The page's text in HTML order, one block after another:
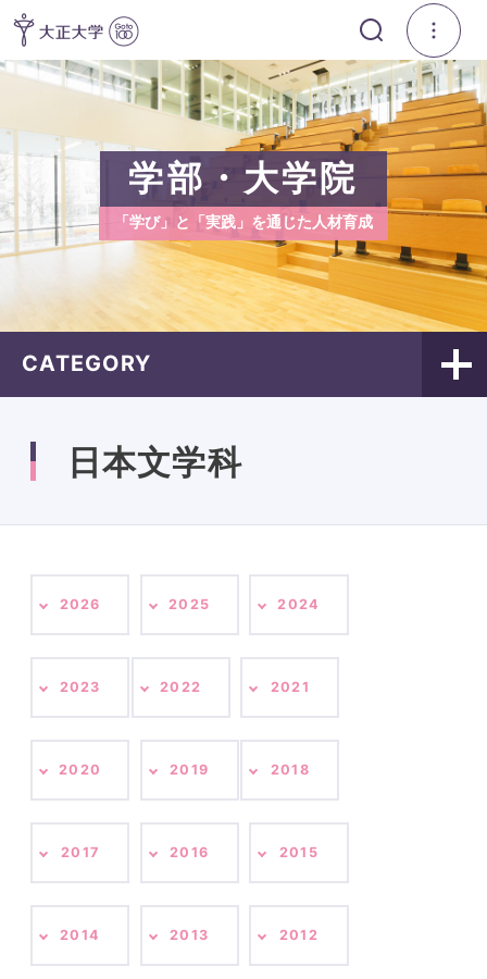
学部・大学院
「学び」と「実践」を通じた人材育成
CATEGORY
日本文学科
2026 2025 2024
2023 2022 2021
2020 2019 2018
2017 2016 2015
2014 2013 2012